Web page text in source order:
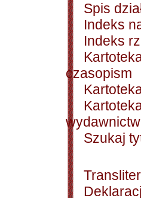
Spis
Indeks
Indeks
czasopism
wydawnictw
Szukaj